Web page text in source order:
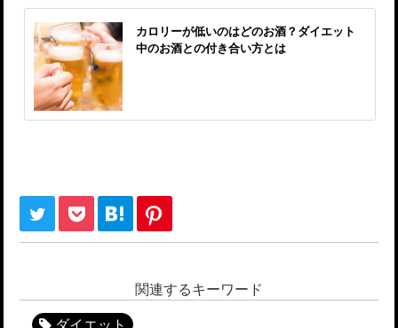
カロリーが低いのはどのお酒？ダイエット
中のお酒との付き合い方とは
関連するキーワード